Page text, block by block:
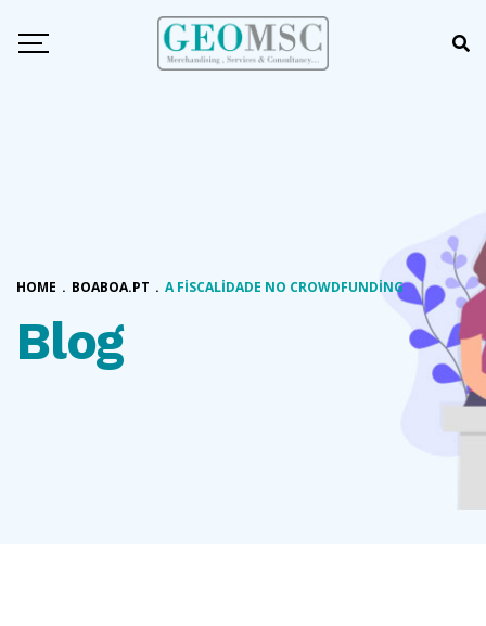
Blog
HOME . BOABOA.PT . A FISCALIDADE NO CROWDFUNDING